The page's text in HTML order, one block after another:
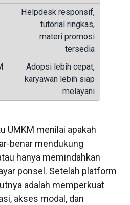
Helpdesk responsif,
tutorial ringkas,
materi promosi
tersedia
Adopsi lebih cepat,
karyawan lebih siap
melayani
UMKM menilai apakah
benar mendukung
hanya memindahkan
ponsel. Setelah platform
adalah memperkuat
akses modal, dan